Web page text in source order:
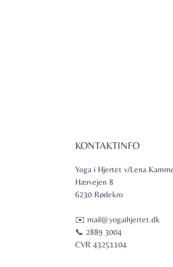
KONTAKTINFO
Yoga i Hjertet v/Lena
Hærvejen 8
6230 Rødekro
✉️ mail@yogaihjertet.dk
📞 2889 3004
CVR 43251104